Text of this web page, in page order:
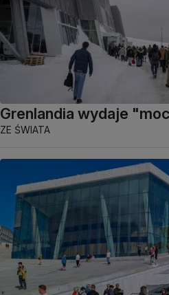
Grenlandia wydaje
ZE ŚWIATA